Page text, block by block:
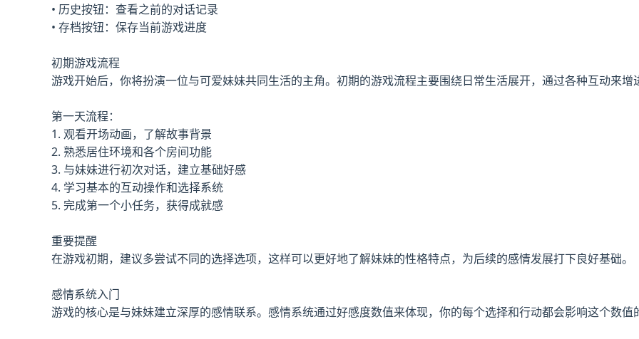
• 历史按钮：查看之前的对话记录
• 存档按钮：保存当前游戏进度
初期游戏流程
游戏开始后，你将扮演一位与可爱妹妹共同生活的主角。初期的游戏流程主要围绕日常生活展开，通过各种互动来增
第一天流程：
1. 观看开场动画，了解故事背景
2. 熟悉居住环境和各个房间功能
3. 与妹妹进行初次对话，建立基础好感
4. 学习基本的互动操作和选择系统
5. 完成第一个小任务，获得成就感
重要提醒
在游戏初期，建议多尝试不同的选择选项，这样可以更好地了解妹妹的性格特点，为后续的感情发展打下良好基础。
感情系统入门
游戏的核心是与妹妹建立深厚的感情联系。感情系统通过好感度数值来体现，你的每个选择和行动都会影响这个数值